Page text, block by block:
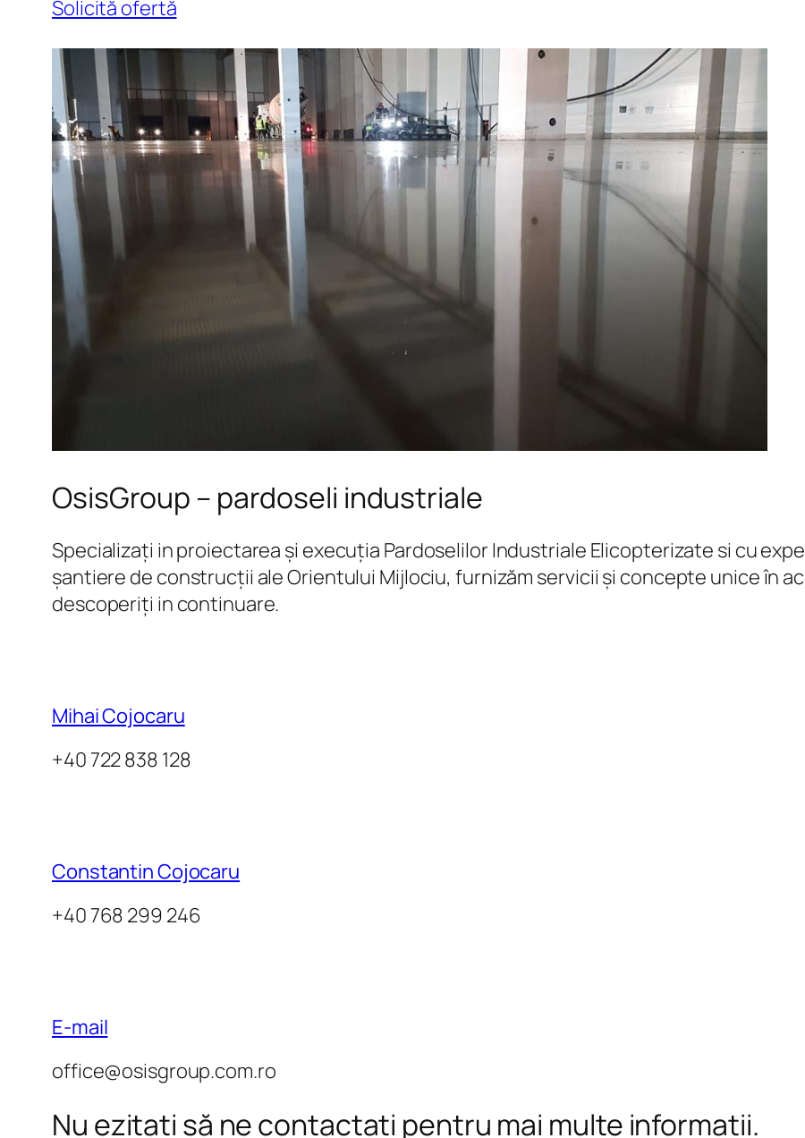
Solicită ofertă
OsisGroup – pardoseli industriale
Specializați in proiectarea și execuția Pardoselilor Industriale Elicopterizate si cu
șantiere de construcții ale Orientului Mijlociu, furnizăm servicii și concepte unice în
descoperiți in continuare.
Mihai Cojocaru
+40 722 838 128
Constantin Cojocaru
+40 768 299 246
E-mail
office@osisgroup.com.ro
Nu ezitați să ne contactați pentru mai multe informații.